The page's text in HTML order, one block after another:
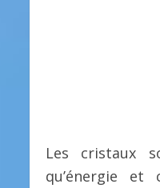
Les cristaux
qu’énergie et